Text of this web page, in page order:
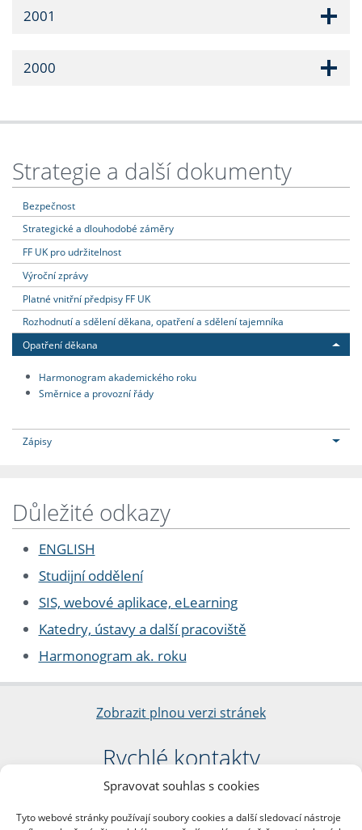
Spravovat souhlas s cookies
Tyto webové stránky používají soubory cookies a další sledovací nástroje
2001
2000
Strategie a další dokumenty
Bezpečnost
Strategické a dlouhodobé záměry
FF UK pro udržitelnost
Výroční zprávy
Platné vnitřní předpisy FF UK
Rozhodnutí a sdělení děkana, opatření a sdělení tajemníka
Opatření děkana
Harmonogram akademického roku
Směrnice a provozní řády
Zápisy
Důležité odkazy
ENGLISH
Studijní oddělení
SIS, webové aplikace, eLearning
Katedry, ústavy a další pracoviště
Harmonogram ak. roku
Zobrazit plnou verzi stránek
Rychlé kontakty
Filozofická fakulta
nám. Jana Palacha 1/2